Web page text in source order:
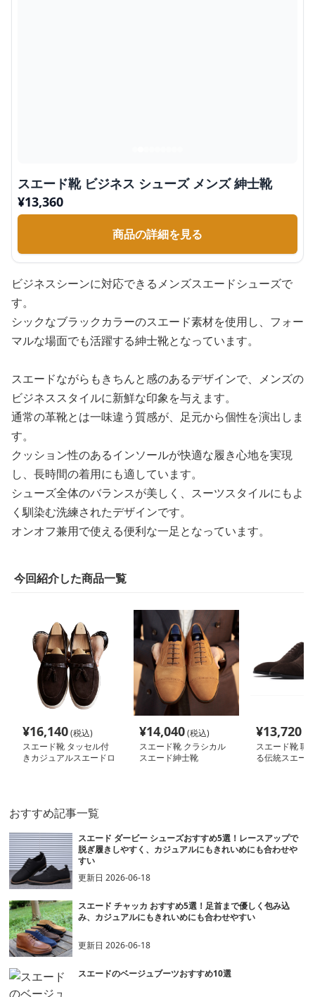
スエード靴 ビジネス シューズ メンズ 紳士靴
¥13,360
商品の詳細を見る
ビジネスシーンに対応できるメンズスエードシューズで
す。
シックなブラックカラーのスエード素材を使用し、フォー
マルな場面でも活躍する紳士靴となっています。
スエードながらもきちんと感のあるデザインで、メンズの
ビジネススタイルに新鮮な印象を与えます。
通常の革靴とは一味違う質感が、足元から個性を演出しま
す。
クッション性のあるインソールが快適な履き心地を実現
し、長時間の着用にも適しています。
シューズ全体のバランスが美しく、スーツスタイルにもよ
く馴染む洗練されたデザインです。
オンオフ兼用で使える便利な一足となっています。
今回紹介した商品一覧
¥16,140(税込)
スエード靴 タッセル付
きカジュアルスエードロ
¥14,040(税込)
スエード靴 クラシカル
スエード紳士靴
¥13,720
スエード靴 職
る伝統スエー
おすすめ記事一覧
スエード ダービー シューズおすすめ5選！レースアップで
脱ぎ履きしやすく、カジュアルにもきれいめにも合わせや
すい
更新日2026-06-18
スエード チャッカ おすすめ5選！足首まで優しく包み込
み、カジュアルにもきれいめにも合わせやすい
更新日2026-06-18
スエードのベージュブーツおすすめ10選